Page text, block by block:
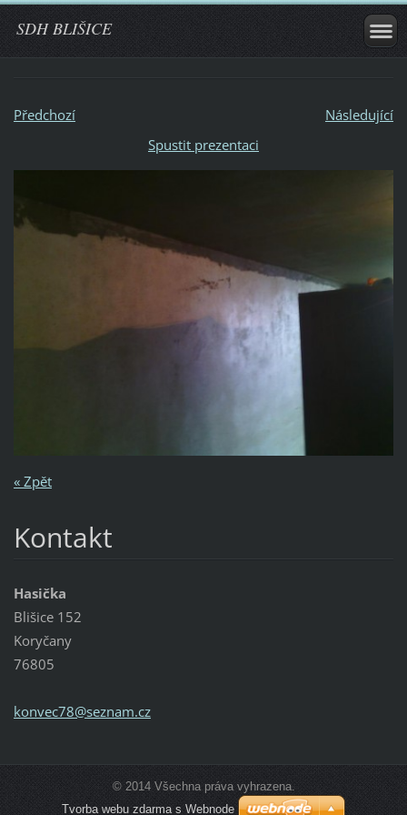
SDH BLIŠICE
Předchozí
Následující
Spustit prezentaci
« Zpět
Kontakt
Hasička
Blišice 152
Koryčany
76805
konvec78@seznam.cz
© 2014 Všechna práva vyhrazena.
Tvorba webu zdarma s Webnode